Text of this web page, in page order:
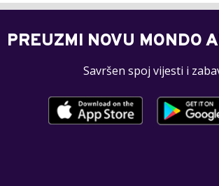
PREUZMI NOVU MONDO
Savršen spoj vijesti i